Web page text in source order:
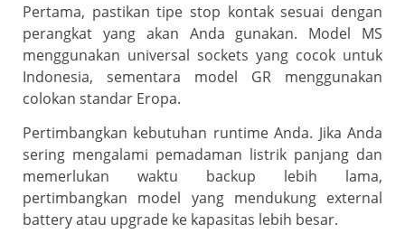
Pertama, pastikan tipe stop kontak sesuai dengan
perangkat yang akan Anda gunakan. Model MS
menggunakan universal sockets yang cocok untuk
Indonesia, sementara model GR menggunakan
colokan standar Eropa.
Pertimbangkan kebutuhan runtime Anda. Jika Anda
sering mengalami pemadaman listrik panjang dan
memerlukan waktu backup lebih lama,
pertimbangkan model yang mendukung external
battery atau upgrade ke kapasitas lebih besar.